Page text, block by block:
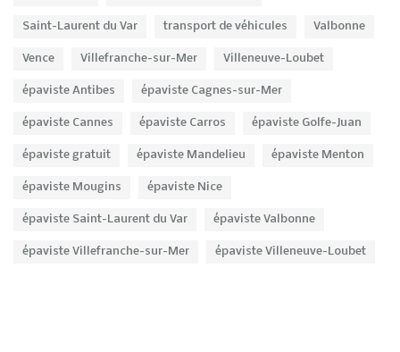
Saint-Laurent du Var transport de véhicules Valbonne
Vence Villefranche-sur-Mer Villeneuve-Loubet
épaviste Antibes épaviste Cagnes-sur-Mer
épaviste Cannes épaviste Carros épaviste Golfe-Juan
épaviste gratuit épaviste Mandelieu épaviste Menton
épaviste Mougins épaviste Nice
épaviste Saint-Laurent du Var épaviste Valbonne
épaviste Villefranche-sur-Mer épaviste Villeneuve-Loubet